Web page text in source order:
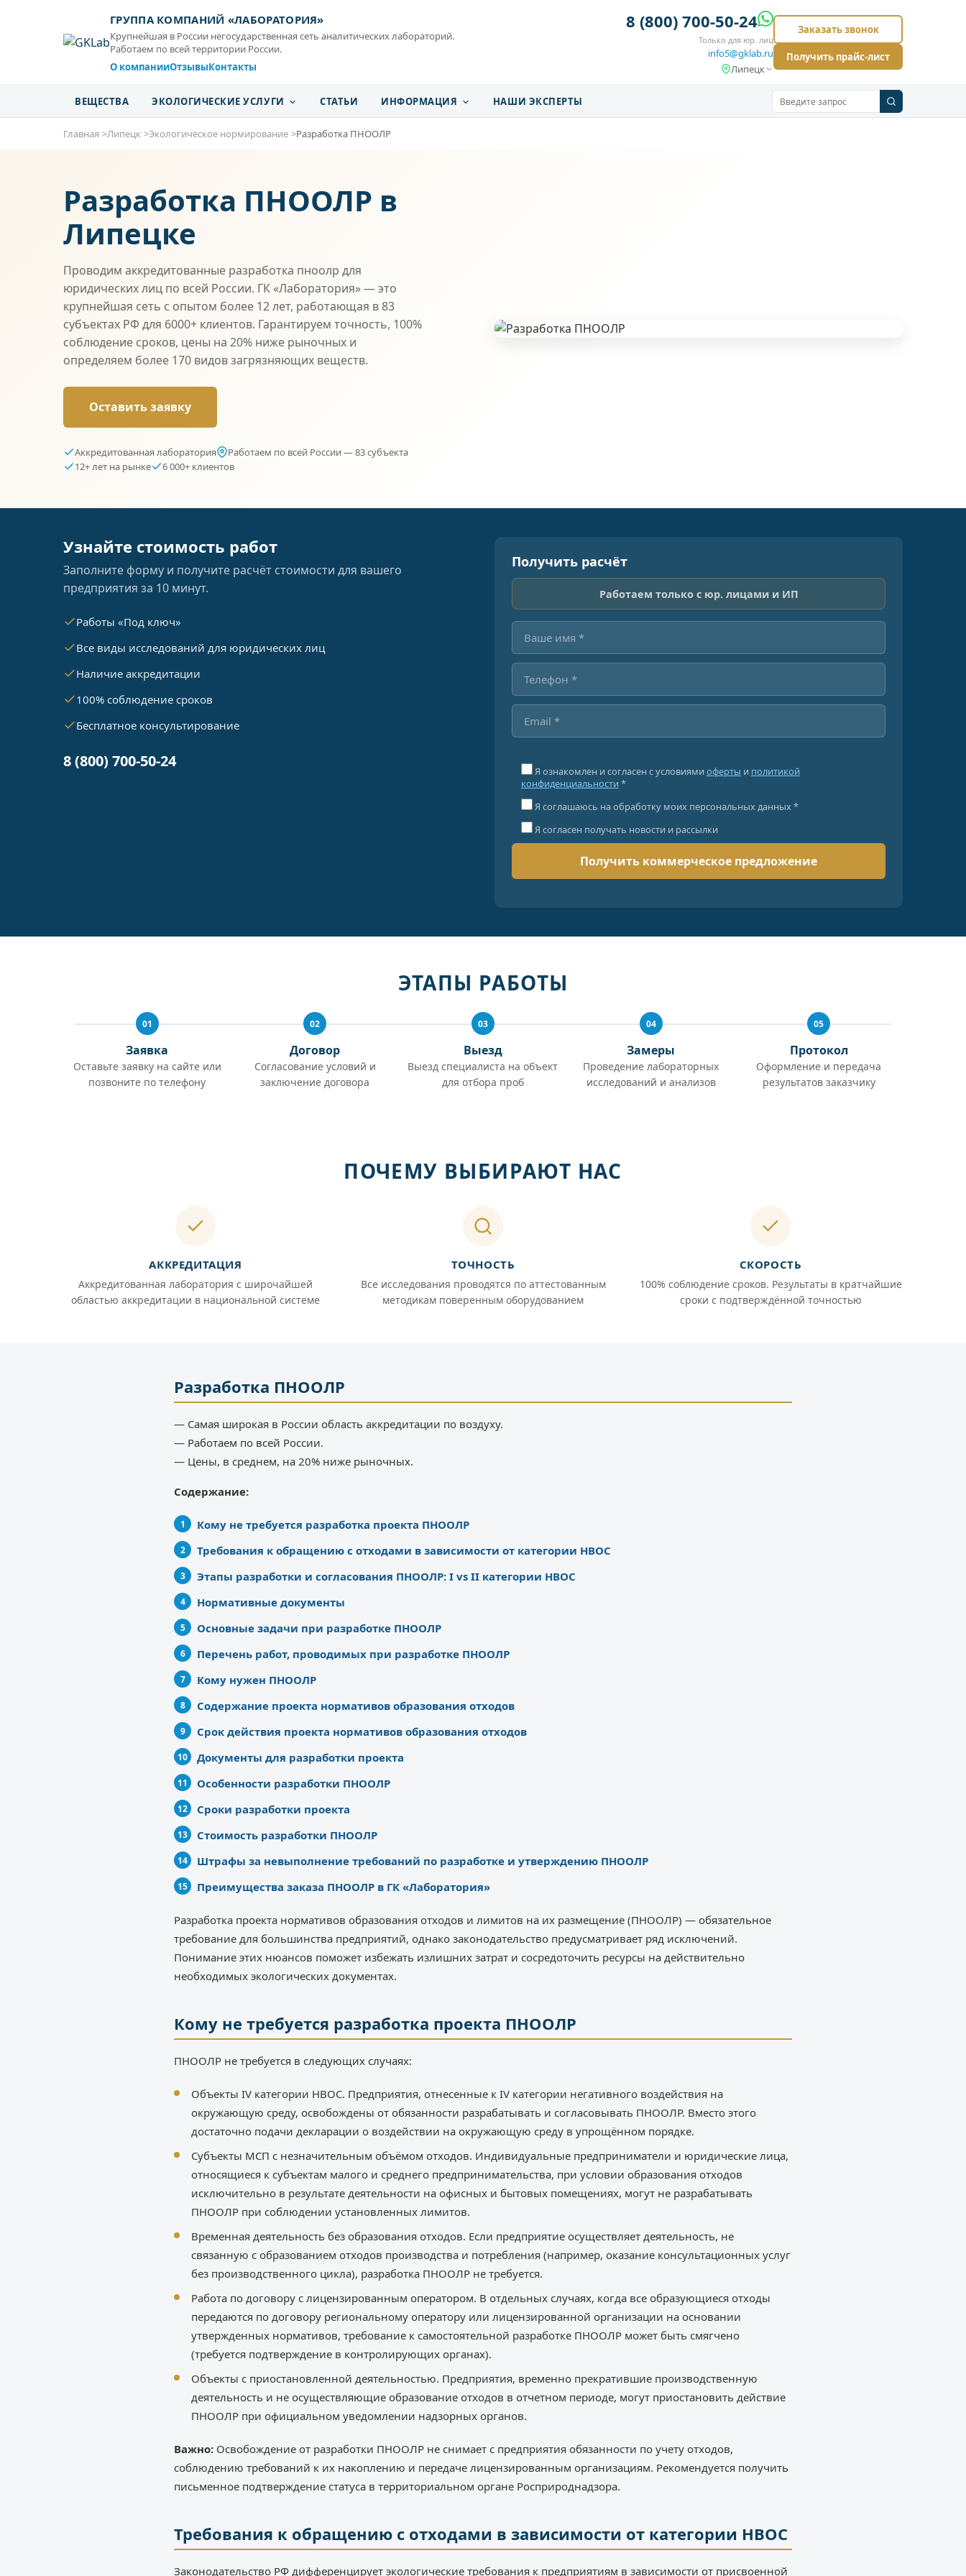
ГРУППА КОМПАНИЙ «ЛАБОРАТОРИЯ»
Крупнейшая в России негосударственная сеть аналитических лабораторий.
Работаем по всей территории России.
О компанииОтзывыКонтакты
8 (800) 700-50-24
Только для юр. лиц
info5@gklab.ru
Липецк
Заказать звонок
Получить прайс-лист
ВЕЩЕСТВА ЭКОЛОГИЧЕСКИЕ УСЛУГИ СТАТЬИ ИНФОРМАЦИЯ НАШИ ЭКСПЕРТЫ
Главная Липецк Экологическое нормирование Разработка ПНООЛР
Разработка ПНООЛР в
Липецке
Проводим аккредитованные разработка пноолр для
юридических лиц по всей России. ГК «Лаборатория» — это
крупнейшая сеть с опытом более 12 лет, работающая в 83
субъектах РФ для 6000+ клиентов. Гарантируем точность, 100%
соблюдение сроков, цены на 20% ниже рыночных и
определяем более 170 видов загрязняющих веществ.
Оставить заявку
Аккредитованная лаборатория
Работаем по всей России — 83 субъекта
12+ лет на рынке
6 000+ клиентов
Узнайте стоимость работ
Заполните форму и получите расчёт стоимости для вашего
предприятия за 10 минут.
Работы «Под ключ»
Все виды исследований для юридических лиц
Наличие аккредитации
100% соблюдение сроков
Бесплатное консультирование
8 (800) 700-50-24
Получить расчёт
Работаем только с юр. лицами и ИП
Я ознакомлен и согласен с условиями оферты и политикой
конфиденциальности *
Я соглашаюсь на обработку моих персональных данных *
Я согласен получать новости и рассылки
ЭТАПЫ РАБОТЫ
01
Заявка
Оставьте заявку на сайте или
позвоните по телефону
02
Договор
Согласование условий и
заключение договора
03
Выезд
Выезд специалиста на объект
для отбора проб
04
Замеры
Проведение лабораторных
исследований и анализов
05
Протокол
Оформление и передача
результатов заказчику
ПОЧЕМУ ВЫБИРАЮТ НАС
АККРЕДИТАЦИЯ
Аккредитованная лаборатория с широчайшей
областью аккредитации в национальной системе
ТОЧНОСТЬ
Все исследования проводятся по аттестованным
методикам поверенным оборудованием
СКОРОСТЬ
100% соблюдение сроков. Результаты в кратчайшие
сроки с подтверждённой точностью
Разработка ПНООЛР
— Самая широкая в России область аккредитации по воздуху.
— Работаем по всей России.
— Цены, в среднем, на 20% ниже рыночных.
Содержание:
Кому не требуется разработка проекта ПНООЛР
Требования к обращению с отходами в зависимости от категории НВОС
Этапы разработки и согласования ПНООЛР: I vs II категории НВОС
Нормативные документы
Основные задачи при разработке ПНООЛР
Перечень работ, проводимых при разработке ПНООЛР
Кому нужен ПНООЛР
Содержание проекта нормативов образования отходов
Срок действия проекта нормативов образования отходов
Документы для разработки проекта
Особенности разработки ПНООЛР
Сроки разработки проекта
Стоимость разработки ПНООЛР
Штрафы за невыполнение требований по разработке и утверждению ПНООЛР
Преимущества заказа ПНООЛР в ГК «Лаборатория»
Разработка проекта нормативов образования отходов и лимитов на их размещение (ПНООЛР) — обязательное
требование для большинства предприятий, однако законодательство предусматривает ряд исключений.
Понимание этих нюансов поможет избежать излишних затрат и сосредоточить ресурсы на действительно
необходимых экологических документах.
Кому не требуется разработка проекта ПНООЛР
ПНООЛР не требуется в следующих случаях:
Объекты IV категории НВОС. Предприятия, отнесенные к IV категории негативного воздействия на
окружающую среду, освобождены от обязанности разрабатывать и согласовывать ПНООЛР. Вместо этого
достаточно подачи декларации о воздействии на окружающую среду в упрощённом порядке.
Субъекты МСП с незначительным объёмом отходов. Индивидуальные предприниматели и юридические лица,
относящиеся к субъектам малого и среднего предпринимательства, при условии образования отходов
исключительно в результате деятельности на офисных и бытовых помещениях, могут не разрабатывать
ПНООЛР при соблюдении установленных лимитов.
Временная деятельность без образования отходов. Если предприятие осуществляет деятельность, не
связанную с образованием отходов производства и потребления (например, оказание консультационных услуг
без производственного цикла), разработка ПНООЛР не требуется.
Работа по договору с лицензированным оператором. В отдельных случаях, когда все образующиеся отходы
передаются по договору региональному оператору или лицензированной организации на основании
утвержденных нормативов, требование к самостоятельной разработке ПНООЛР может быть смягчено
(требуется подтверждение в контролирующих органах).
Объекты с приостановленной деятельностью. Предприятия, временно прекратившие производственную
деятельность и не осуществляющие образование отходов в отчетном периоде, могут приостановить действие
ПНООЛР при официальном уведомлении надзорных органов.
Важно: Освобождение от разработки ПНООЛР не снимает с предприятия обязанности по учету отходов,
соблюдению требований к их накоплению и передаче лицензированным организациям. Рекомендуется получить
письменное подтверждение статуса в территориальном органе Росприроднадзора.
Требования к обращению с отходами в зависимости от категории НВОС
Законодательство РФ дифференцирует экологические требования к предприятиям в зависимости от присвоенной